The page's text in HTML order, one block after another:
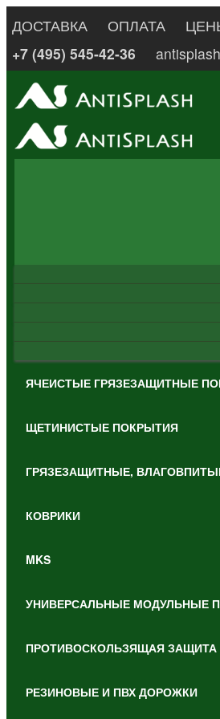
ДОСТАВКА ОПЛАТА
+7 (495) 545-42-36
ЯЧЕИСТЫЕ ГРЯЗЕЗАЩИТНЫЕ
ЩЕТИНИСТЫЕ ПОКРЫТИЯ
ГРЯЗЕЗАЩИТНЫЕ,
КОВРИКИ
MKS
УНИВЕРСАЛЬНЫЕ МОДУЛЬНЫЕ
ПРОТИВОСКОЛЬЗЯЩАЯ
РЕЗИНОВЫЕ И ПВХ ДОРОЖКИ